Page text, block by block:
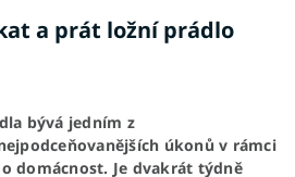
a prát ložní prádlo
bývá jedním z
úkonů v rámci
domácnost. Je dvakrát týdně